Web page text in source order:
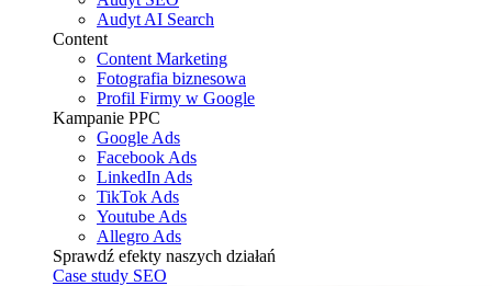
Audyt AI Search
Content
Content Marketing
Fotografia biznesowa
Profil Firmy w Google
Kampanie PPC
Google Ads
Facebook Ads
LinkedIn Ads
TikTok Ads
Youtube Ads
Allegro Ads
Sprawdź efekty naszych działań
Case study SEO